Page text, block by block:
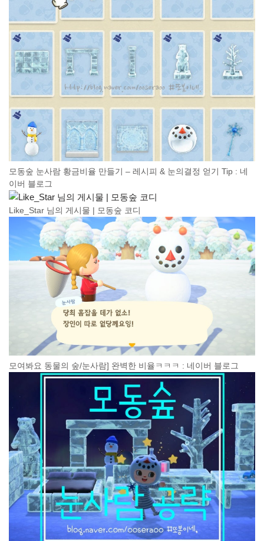
모동숲 눈사람 황금비율 만들기 – 레시피 & 눈의결정 얻기 Tip : 네
이버 블로그
Like_Star 님의 게시물 | 모동숲 코디
모여봐요 동물의 숲/눈사람] 완벽한 비율ㅋㅋㅋ : 네이버 블로그